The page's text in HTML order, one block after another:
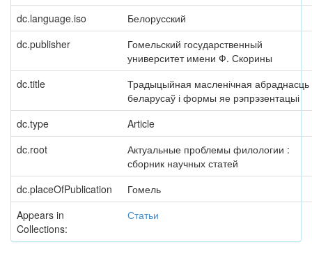
dc.language.iso
Белорусский
dc.publisher
Гомельский государственный
университет имени Ф. Скорины
dc.title
Традыцыйная масленічная абраднасць
беларусаў і формы яе рэпрэзентацыі
dc.type
Article
dc.root
Актуальные проблемы филологии :
сборник научных статей
dc.placeOfPublication
Гомель
Appears in
Collections:
Статьи